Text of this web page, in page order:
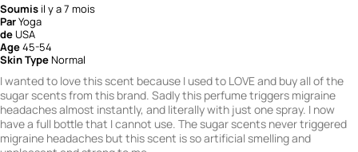
Soumis il y a 7 mois
ParYoga
deUSA
Age45-54
Skin TypeNormal
I wanted to love this scent because I used to LOVE and buy all of the
sugar scents from this brand. Sadly this perfume triggers migraine
headaches almost instantly, and literally with just one spray. I now
have a full bottle that I cannot use. The sugar scents never triggered
migraine headaches but this scent is so artificial smelling and